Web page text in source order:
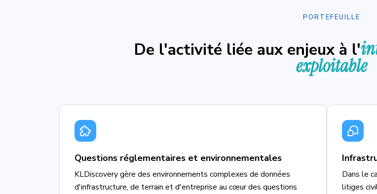
PORTEFEUILLE
De l'activité liée aux enjeux à l'
exploitable
Questions réglementaires et environnementales
KLDiscovery gère des environnements complexes de données
d'infrastructure, de terrain et d'entreprise au cœur des questions
Dans le
litiges